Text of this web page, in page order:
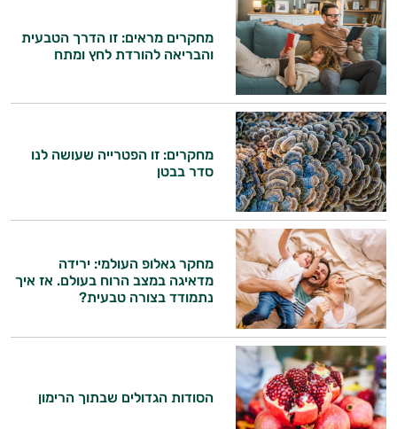
מחקרים מראים: זו הדרך הטבעית
והבריאה להורדת לחץ ומתח
מחקרים: זו הפטרייה שעושה לנו
סדר בבטן
מחקר גאלופ העולמי: ירידה
מדאיגה במצב הרוח בעולם. אז איך
נתמודד בצורה טבעית?
הסודות הגדולים שבתוך הרימון